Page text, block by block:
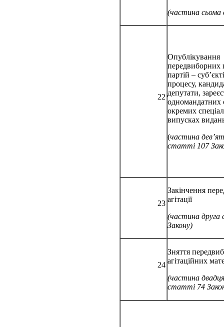
(частина
22
Опублікування
передвиборних
партій –
процесу,
депутати,
одномандатних
окремих
випусках
(частина
статті 107
23
Закінчення
агітації
(частина
Закону)
24
Зняття
агітаційних
(частина
статті 74